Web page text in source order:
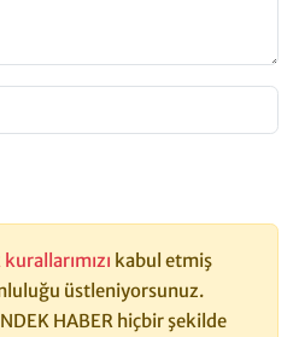
kabul etmiş
üstleniyorsunuz.
HABER hiçbir şekilde